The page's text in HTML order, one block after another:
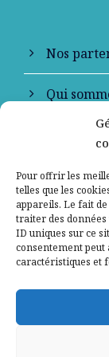
Pour offrir les
telles que les
appareils. Le fait
traiter des données
ID uniques sur ce
consentement
caractéristiques et
Nos
Qui
Mentions
Politique